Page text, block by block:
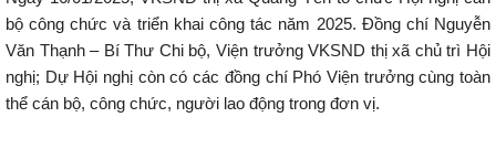
bộ công chức và triển khai công tác năm 2025. Đồng chí Nguyễn
Văn Thạnh – Bí Thư Chi bộ, Viện trưởng VKSND thị xã chủ trì Hội
nghị; Dự Hội nghị còn có các đồng chí Phó Viện trưởng cùng toàn
thể cán bộ, công chức, người lao động trong đơn vị.